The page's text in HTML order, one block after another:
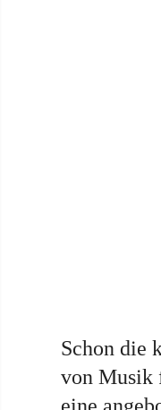
Schon die
von Musik